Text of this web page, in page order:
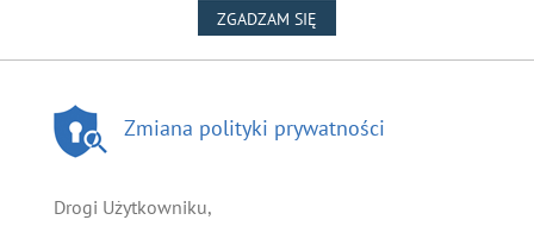
ZGADZAM SIĘ
Zmiana polityki prywatności
Drogi Użytkowniku,